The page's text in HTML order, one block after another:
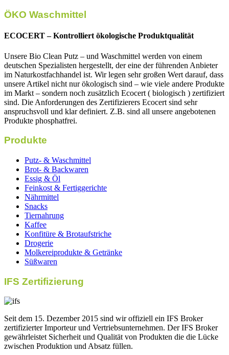
ÖKO Waschmittel
ECOCERT – Kontrolliert ökologische Produktqualität
Unsere Bio Clean Putz – und Waschmittel werden von einem
deutschen Spezialisten hergestellt, der eine der führenden Anbieter
im Naturkostfachhandel ist. Wir legen sehr großen Wert darauf, dass
unsere Artikel nicht nur ökologisch sind – wie viele andere Produkte
im Markt – sondern noch zusätzlich Ecocert ( biologisch ) zertifiziert
sind. Die Anforderungen des Zertifizierers Ecocert sind sehr
anspruchsvoll und klar definiert. Z.B. sind all unsere angebotenen
Produkte phosphatfrei.
Produkte
Putz- & Waschmittel
Brot- & Backwaren
Essig & Öl
Feinkost & Fertiggerichte
Nährmittel
Snacks
Tiernahrung
Kaffee
Konfitüre & Brotaufstriche
Drogerie
Molkereiprodukte & Getränke
Süßwaren
IFS Zertifizierung
Seit dem 15. Dezember 2015 sind wir offiziell ein IFS Broker
zertifizierter Importeur und Vertriebsunternehmen. Der IFS Broker
gewährleistet Sicherheit und Qualität von Produkten die die Lücke
zwischen Produktion und Absatz füllen.